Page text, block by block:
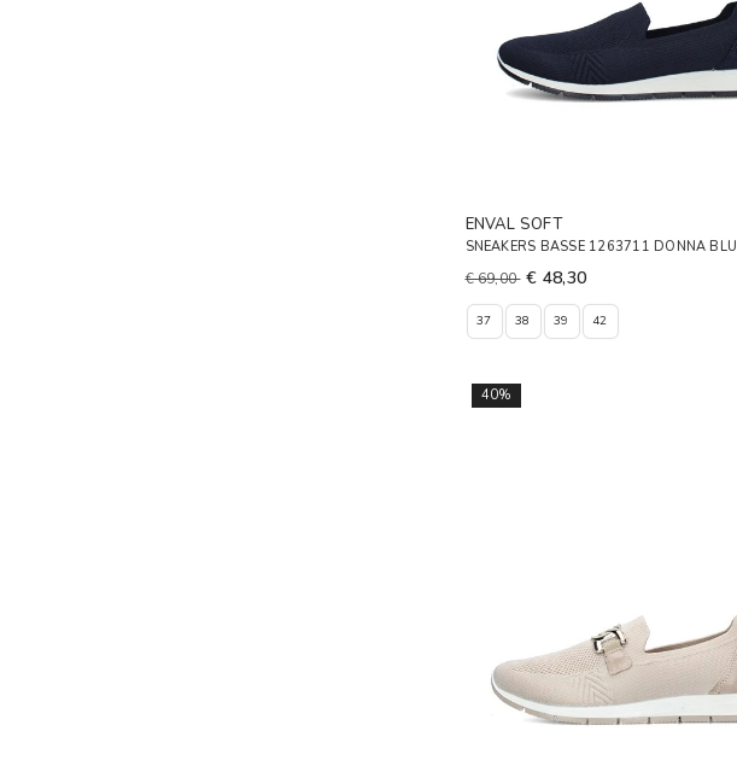
ENVAL SOFT
SNEAKERS BASSE 1263711 DONNA BLU
€ 69,00 € 48,30
37 38 39 42
40%